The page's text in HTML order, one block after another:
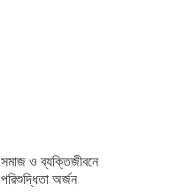
সমাজ ও ব্যক্তিজীবনে
পরিশুদ্ধিতা অর্জন